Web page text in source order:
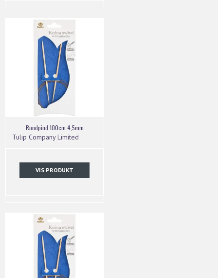
Rundpind 100cm 4,5mm
Tulip Company Limited
VIS PRODUKT